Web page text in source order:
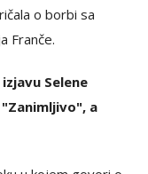
o borbi sa
Franče.
Selene
a